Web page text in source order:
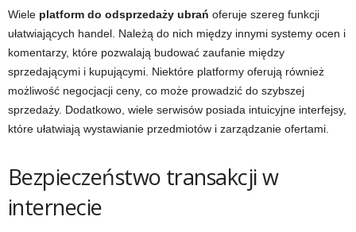
Wiele platform do odsprzedaży ubrań oferuje szereg funkcji
ułatwiających handel. Należą do nich między innymi systemy ocen i
komentarzy, które pozwalają budować zaufanie między
sprzedającymi i kupującymi. Niektóre platformy oferują również
możliwość negocjacji ceny, co może prowadzić do szybszej
sprzedaży. Dodatkowo, wiele serwisów posiada intuicyjne interfejsy,
które ułatwiają wystawianie przedmiotów i zarządzanie ofertami.
Bezpieczeństwo transakcji w
internecie